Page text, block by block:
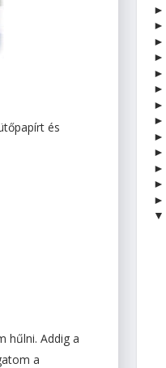
és
hűlni. Addig a
a
►
►
►
►
►
►
►
►
►
►
►
►
►
▼